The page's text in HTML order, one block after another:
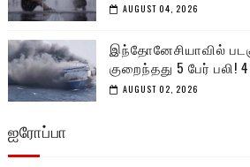
AUGUST 04, 2026
இந்தோனேசியாவில்
குறைந்தது 5 பேர்
AUGUST 02, 2026
ஐரோப்பா